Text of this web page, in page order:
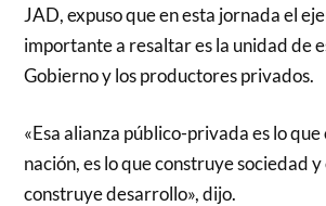
JAD, expuso que en esta jornada el
importante a resaltar es la unidad de
Gobierno y los productores privados.
«Esa alianza público-privada es lo
nación, es lo que construye sociedad y
construye desarrollo», dijo.